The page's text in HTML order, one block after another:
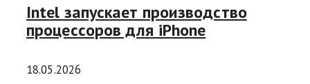
Intel запускает производство
процессоров для iPhone
18.05.2026